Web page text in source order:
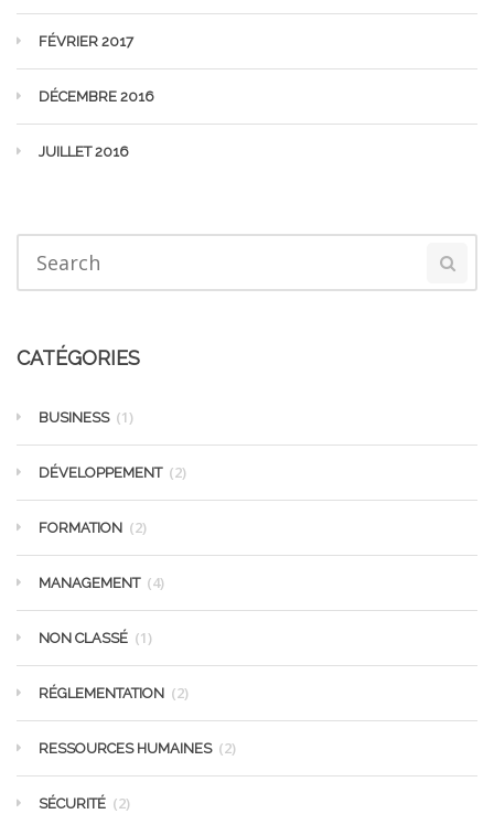
FÉVRIER 2017
DÉCEMBRE 2016
JUILLET 2016
CATÉGORIES
BUSINESS (1)
DÉVELOPPEMENT (2)
FORMATION (2)
MANAGEMENT (4)
NON CLASSÉ (1)
RÉGLEMENTATION (2)
RESSOURCES HUMAINES (2)
SÉCURITÉ (2)